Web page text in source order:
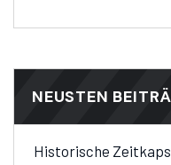
NEUSTEN
Historische